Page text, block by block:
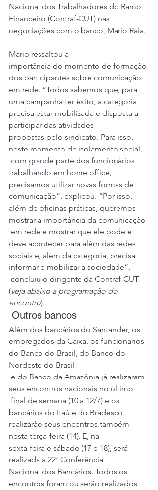
Nacional dos Trabalhadores do Ramo
Financeiro (Contraf-CUT) nas
negociações com o banco, Mario Raia.
Mario ressaltou a
importância do momento de formação
dos participantes sobre comunicação
em rede. “Todos sabemos que, para
uma campanha ter êxito, a categoria
precisa estar mobilizada e disposta a
participar das atividades
propostas pelo sindicato. Para isso,
neste momento de isolamento social,
trabalhando em home office,
precisamos utilizar novas formas de
comunicação”, explicou. “Por isso,
além de oficinas práticas, queremos
mostrar a importância da comunicação
deve acontecer para além das redes
sociais e, além da categoria, precisa
informar e mobilizar a sociedade”,
(veja abaixo a programação do
encontro).
Outros bancos
Além dos bancários do Santander, os
empregados da Caixa, os funcionários
do Banco do Brasil, do Banco do
Nordeste do Brasil
seus encontros nacionais no último
bancários do Itaú e do Bradesco
realizarão seus encontros também
nesta terça-feira (14). E, na
sexta-feira e sábado (17 e 18), será
realizada a 22ª Conferência
Nacional dos Bancários. Todos os
encontros foram ou serão realizados